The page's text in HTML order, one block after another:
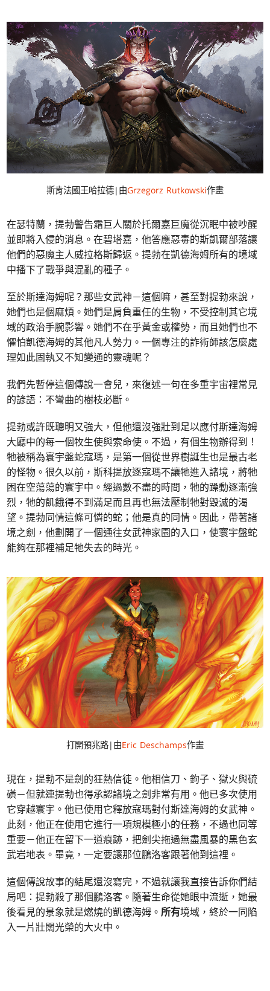
斯肯法國王哈拉德|由Grzegorz Rutkowski作畫
在瑟特蘭，提勃警告霜巨人關於托爾嘉巨魔從沉眠中被吵醒
並即將入侵的消息。在碧塔嘉，他答應惡毒的斯凱爾部落讓
他們的惡魔主人威拉格斯歸返。提勃在凱德海姆所有的境域
中播下了戰爭與混亂的種子。
至於斯達海姆呢？那些女武神－這個嘛，甚至對提勃來說，
她們也是個麻煩。她們是肩負重任的生物，不受控制其它境
域的政治手腕影響。她們不在乎黃金或權勢，而且她們也不
懼怕凱德海姆的其他凡人勢力。一個專注的詐術師該怎麼處
理如此固執又不知變通的靈魂呢？
我們先暫停這個傳說一會兒，來復述一句在多重宇宙裡常見
的諺語：不彎曲的樹枝必斷。
提勃或許既聰明又強大，但他還沒強壯到足以應付斯達海姆
大廳中的每一個牧生使與索命使。不過，有個生物辦得到！
牠被稱為寰宇盤蛇寇瑪，是第一個從世界樹誕生也是最古老
的怪物。很久以前，斯科提放逐寇瑪不讓牠進入諸境，將牠
困在空蕩蕩的寰宇中。經過數不盡的時間，牠的躁動逐漸強
烈，牠的飢餓得不到滿足而且再也無法壓制牠對毀滅的渴
望。提勃同情這條可憐的蛇；他是真的同情。因此，帶著諸
境之劍，他劃開了一個通往女武神家園的入口，使寰宇盤蛇
能夠在那裡補足牠失去的時光。
打開預兆路|由Eric Deschamps作畫
現在，提勃不是劍的狂熱信徒。他相信刀、鉤子、獄火與硫
磺－但就連提勃也得承認諸境之劍非常有用。他已多次使用
它穿越寰宇。他已使用它釋放寇瑪對付斯達海姆的女武神。
此刻，他正在使用它進行一項規模極小的任務，不過也同等
重要－他正在留下一道痕跡，把劍尖拖過無盡風暴的黑色玄
武岩地表。畢竟，一定要讓那位鵬洛客跟著他到這裡。
這個傳說故事的結尾還沒寫完，不過就讓我直接告訴你們結
局吧：提勃殺了那個鵬洛客。隨著生命從她眼中流逝，她最
後看見的景象就是燃燒的凱德海姆。所有境域，終於一同陷
入一片壯闊光榮的大火中。